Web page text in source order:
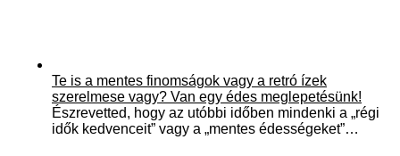
Te is a mentes finomságok vagy a retró ízek
szerelmese vagy? Van egy édes meglepetésünk!
Észrevetted, hogy az utóbbi időben mindenki a „régi
idők kedvenceit” vagy a „mentes édességeket”…